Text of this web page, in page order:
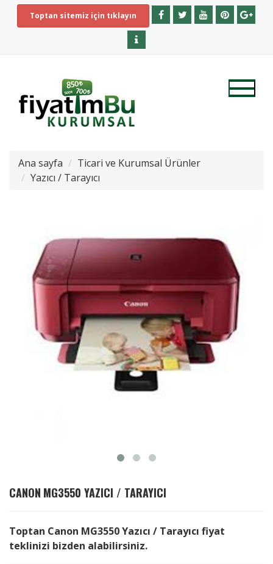
Toptan sitemiz için tıklayın
Ana sayfa
Ticari ve Kurumsal Ürünler
Yazıcı / Tarayıcı
CANON MG3550 YAZICI / TARAYICI
Toptan Canon MG3550 Yazıcı / Tarayıcı fiyat
teklinizi bizden alabilirsiniz.